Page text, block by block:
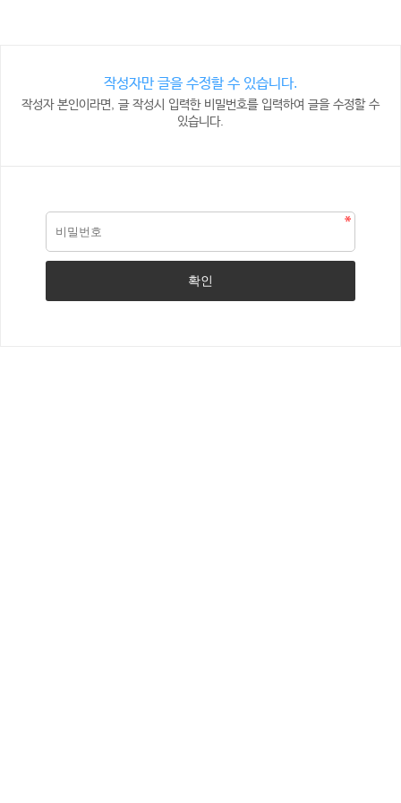
작성자만 글을 수정할 수 있습니다.
작성자 본인이라면, 글 작성시 입력한 비밀번호를 입력하여 글을 수정할 수
있습니다.